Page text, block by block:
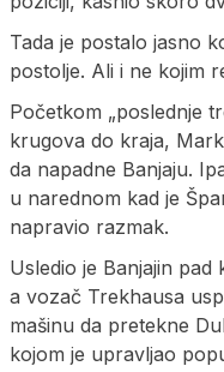
Tada je postalo jasno
postolje. Ali i ne kojim
Početkom „poslednje
krugova do kraja,
da napadne Banjaju.
u narednom kad je
napravio razmak.
Usledio je Banjajin
a vozač Trekhausa
mašinu da pretekne
kojom je upravljao